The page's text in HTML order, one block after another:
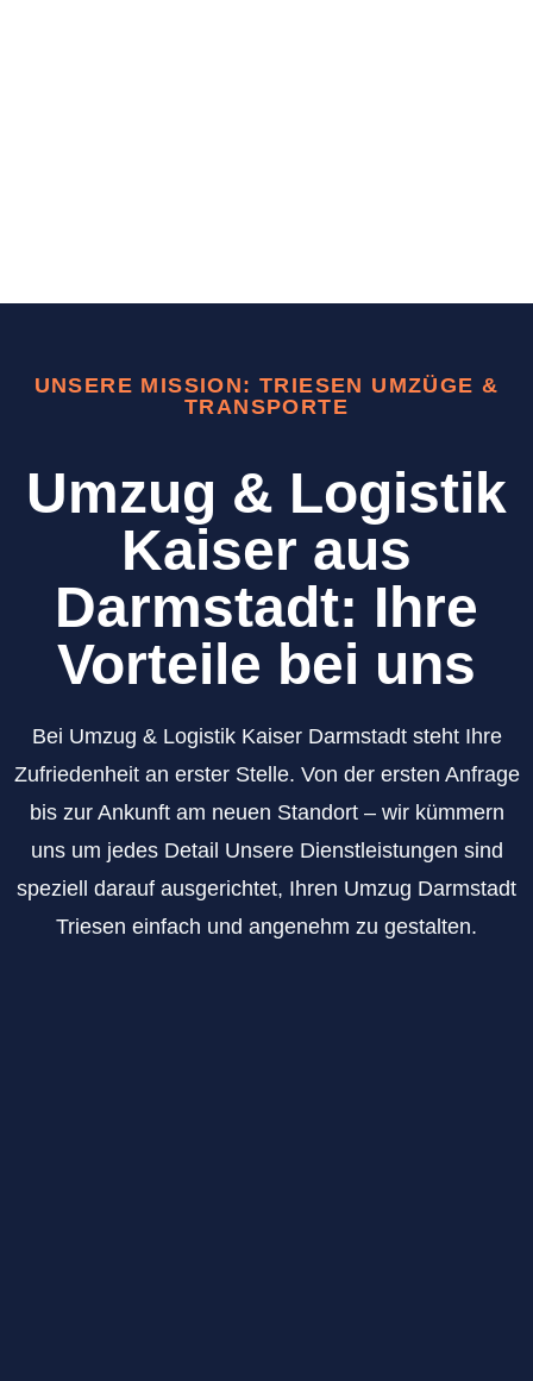
UNSERE MISSION: TRIESEN UMZÜGE &
TRANSPORTE
Umzug & Logistik
Kaiser aus
Darmstadt: Ihre
Vorteile bei uns
Bei Umzug & Logistik Kaiser Darmstadt steht Ihre
Zufriedenheit an erster Stelle. Von der ersten Anfrage
bis zur Ankunft am neuen Standort – wir kümmern
uns um jedes Detail Unsere Dienstleistungen sind
speziell darauf ausgerichtet, Ihren Umzug Darmstadt
Triesen einfach und angenehm zu gestalten.